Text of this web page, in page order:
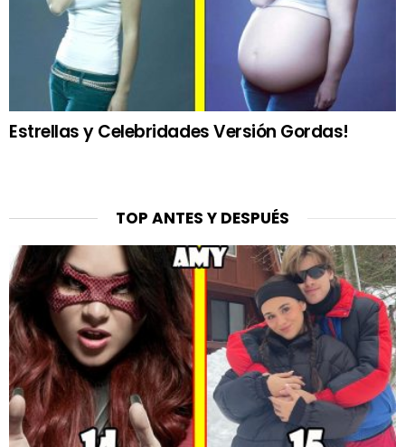
Estrellas y Celebridades Versión Gordas!
TOP ANTES Y DESPUÉS